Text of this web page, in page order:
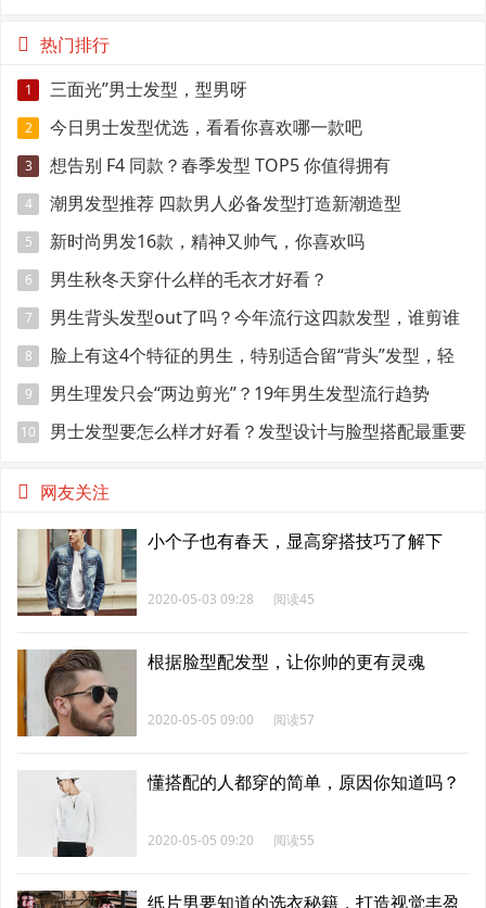
热门排行
1 三面光”男士发型，型男呀
2 今日男士发型优选，看看你喜欢哪一款吧
3 想告别 F4 同款？春季发型 TOP5 你值得拥有
4 潮男发型推荐 四款男人必备发型打造新潮造型
5 新时尚男发16款，精神又帅气，你喜欢吗
6 男生秋冬天穿什么样的毛衣才好看？
7
男生背头发型out了吗？今年流行这四款发型，谁剪谁
帅！
8
脸上有这4个特征的男生，特别适合留“背头”发型，轻
熟显帅气
9 男生理发只会“两边剪光”？19年男生发型流行趋势
10 男士发型要怎么样才好看？发型设计与脸型搭配最重要
网友关注
小个子也有春天，显高穿搭技巧了解下
2020-05-03 09:28 阅读45
根据脸型配发型，让你帅的更有灵魂
2020-05-05 09:00 阅读57
懂搭配的人都穿的简单，原因你知道吗？
2020-05-05 09:20 阅读55
纸片男要知道的选衣秘籍，打造视觉丰盈